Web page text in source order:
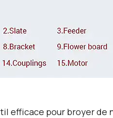
efficace pour broyer de